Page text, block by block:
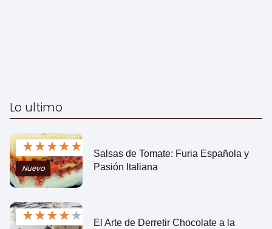
Lo ultimo
★★★★★
Nuevo
Salsas de Tomate: Furia Española y
Pasión Italiana
★★★★★ El Arte de Derretir Chocolate a la